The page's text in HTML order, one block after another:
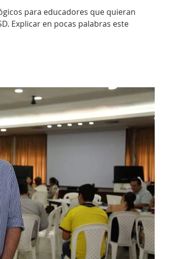
para educadores que quieran
Explicar en pocas palabras este